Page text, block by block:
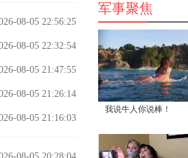
08-05 22:56:25
08-05 22:32:54
08-05 21:47:55
08-05 21:26:14
08-05 21:16:03
军事聚焦
我说牛人你说棒！